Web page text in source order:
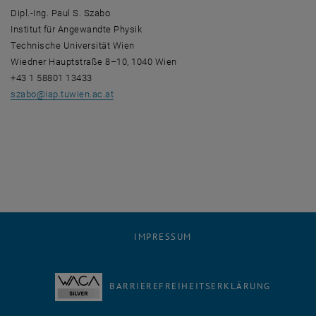
Dipl.-Ing. Paul S. Szabo
Institut für Angewandte Physik
Technische Universität Wien
Wiedner Hauptstraße 8–10, 1040 Wien
+43 1 58801 13433
szabo@iap.tuwien.ac.at
IMPRESSUM
BARRIEREFREIHEITSERKLÄRUNG